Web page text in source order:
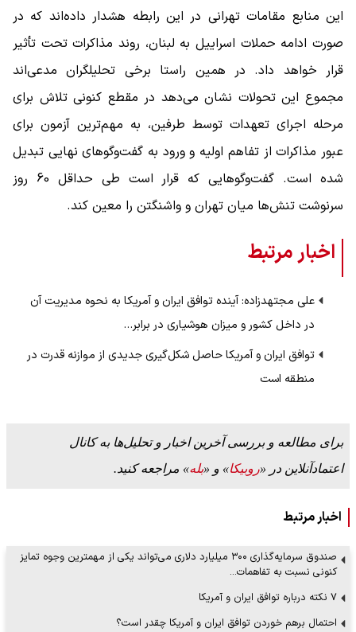
این منابع مقامات تهرانی در این رابطه هشدار داده‌اند که در
صورت ادامه حملات اسراییل به لبنان، روند مذاکرات تحت تأثیر
قرار خواهد داد. در همین راستا برخی تحلیلگران مدعی‌اند
مجموع این تحولات نشان می‌دهد در مقطع کنونی تلاش برای
مرحله اجرای تعهدات توسط طرفین، به مهم‌ترین آزمون برای
عبور مذاکرات از تفاهم اولیه و ورود به گفت‌وگوهای نهایی تبدیل
شده است. گفت‌وگوهایی که قرار است طی حداقل 60 روز
سرنوشت تنش‌ها میان تهران و واشنگتن را معین کند.
اخبار مرتبط
علی مجتهدزاده:‌ آینده توافق ایران و آمریکا به نحوه مدیریت آن
در داخل کشور و میزان هوشیاری در برابر…
توافق ایران و آمریکا حاصل شکل‌گیری جدیدی از موازنه قدرت در
منطقه است
برای مطالعه و بررسی آخرین اخبار و تحلیل‌ها به کانال
اعتمادآنلاین در «روبیکا» و «بله» مراجعه کنید.
اخبار مرتبط
صندوق سرمایه‌گذاری ۳۰۰ میلیارد دلاری می‌تواند یکی از مهمترین وجوه تمایز
کنونی نسبت به تفاهمات…
۷ نکته درباره توافق ایران و آمریکا
احتمال برهم خوردن توافق ایران و آمریکا چقدر است؟